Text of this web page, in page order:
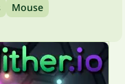
Mouse